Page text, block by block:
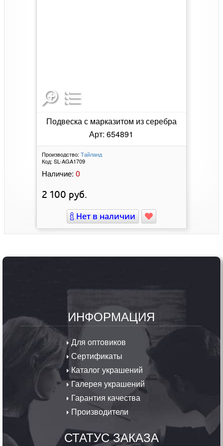
Подвеска с марказитом из серебра
Арт: 654891
Производство: Тайланд
Код: SL-AGA1709
Наличие: 0
2 100 руб.
Нет в наличии
ИНФОРМАЦИЯ
Для оптовиков
Сертификаты
Каталог украшений
Галерея украшений
Гарантия качества
Производители
СТАТУС ЗАКАЗА